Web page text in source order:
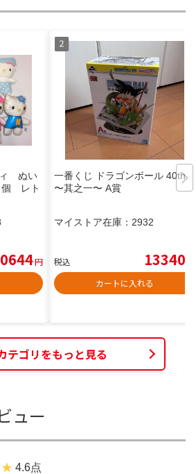
ぬい
個 レト
円
一番くじ ドラゴンボール 40th
〜其之一〜 A賞
マイストア在庫： 2932
税込 13340
カートに入れる
テゴリをもっと見る
ュー
4.6点